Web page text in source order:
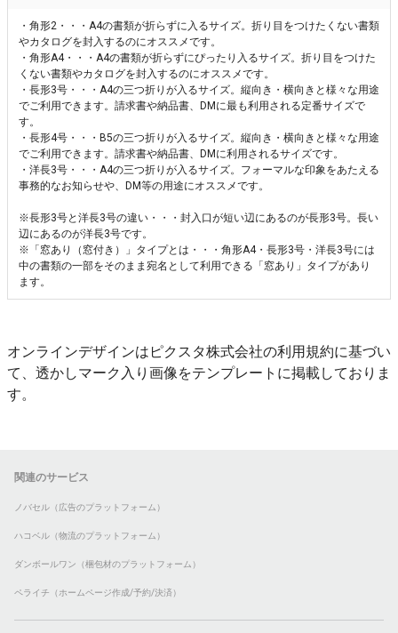
・角形2・・・A4の書類が折らずに入るサイズ。折り目をつけたくない書類
やカタログを封入するのにオススメです。
・角形A4・・・A4の書類が折らずにぴったり入るサイズ。折り目をつけた
くない書類やカタログを封入するのにオススメです。
・長形3号・・・A4の三つ折りが入るサイズ。縦向き・横向きと様々な用途
でご利用できます。請求書や納品書、DMに最も利用される定番サイズで
す。
・長形4号・・・B5の三つ折りが入るサイズ。縦向き・横向きと様々な用途
でご利用できます。請求書や納品書、DMに利用されるサイズです。
・洋長3号・・・A4の三つ折りが入るサイズ。フォーマルな印象をあたえる
事務的なお知らせや、DM等の用途にオススメです。
※長形3号と洋長3号の違い・・・封入口が短い辺にあるのが長形3号。長い
辺にあるのが洋長3号です。
※「窓あり（窓付き）」タイプとは・・・角形A4・長形3号・洋長3号には
中の書類の一部をそのまま宛名として利用できる「窓あり」タイプがあり
ます。
オンラインデザインはピクスタ株式会社の利用規約に基づい
て、透かしマーク入り画像をテンプレートに掲載しておりま
す。
関連のサービス
ノバセル（広告のプラットフォーム）
ハコベル（物流のプラットフォーム）
ダンボールワン（梱包材のプラットフォーム）
ペライチ（ホームページ作成/予約/決済）